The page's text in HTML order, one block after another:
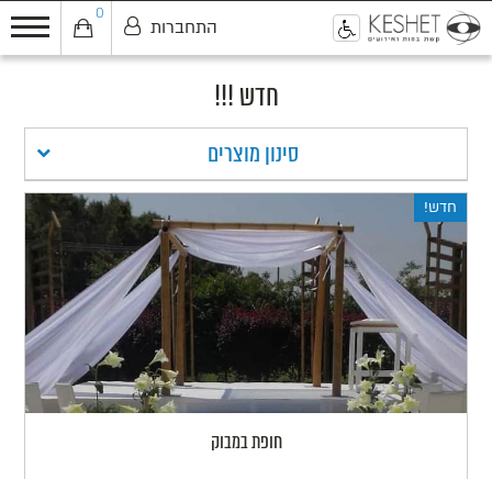
0
התחברות
חדש !!!
סינון מוצרים
חופת במבוק
חדש!